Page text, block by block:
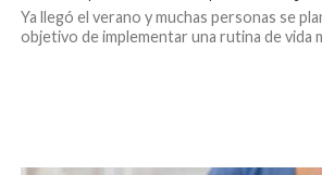
Ya llegó el verano y muchas personas se
objetivo de implementar una rutina de vida